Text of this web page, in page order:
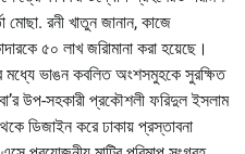
মোছা. রনী খাতুন জানান, কাজে
৫০ লাখ জরিামানা করা হয়েছে।
মধ্যে ভাঙন কবলিত অংশসমুহকে সুরক্ষিত
উপ-সহকারী প্রকৌশলী ফরিদুল ইসলাম
ডিজাইন করে ঢাকায় প্রস্তাবনা